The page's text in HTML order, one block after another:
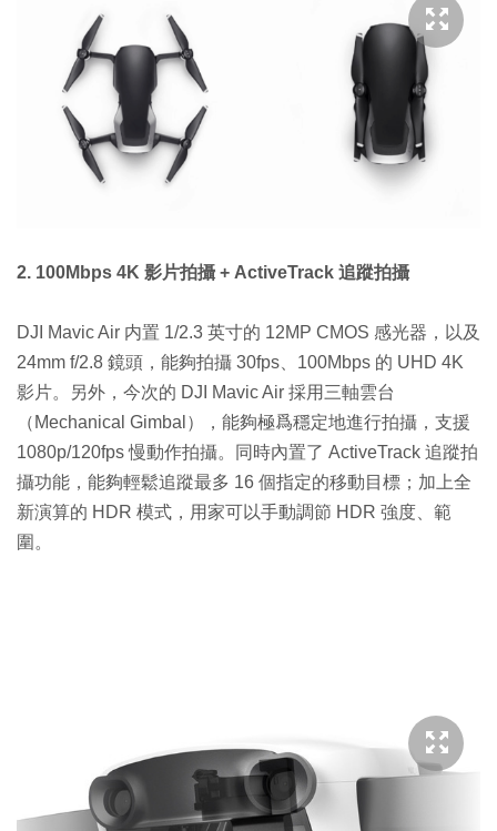
2. 100Mbps 4K 影片拍攝 + ActiveTrack 追蹤拍攝
DJI Mavic Air 内置 1/2.3 英寸的 12MP CMOS 感光器，以及
24mm f/2.8 鏡頭，能夠拍攝 30fps、100Mbps 的 UHD 4K
影片。另外，今次的 DJI Mavic Air 採用三軸雲台
（Mechanical Gimbal），能夠極爲穩定地進行拍攝，支援
1080p/120fps 慢動作拍攝。同時內置了 ActiveTrack 追蹤拍
攝功能，能夠輕鬆追蹤最多 16 個指定的移動目標；加上全
新演算的 HDR 模式，用家可以手動調節 HDR 強度、範
圍。